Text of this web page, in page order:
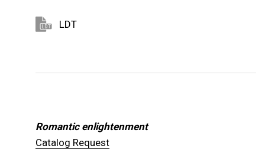
LDT
Romantic enlightenment
Catalog Request